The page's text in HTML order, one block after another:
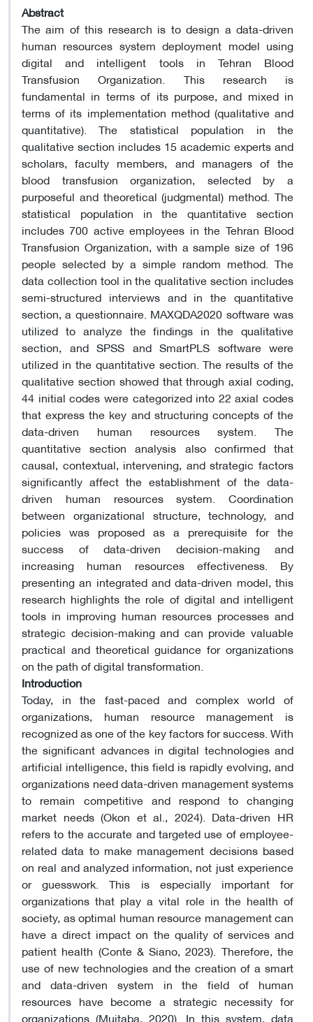
Abstract
The aim of this research is to design a data-driven
human resources system deployment model using
digital and intelligent tools in Tehran Blood
Transfusion Organization. This research is
fundamental in terms of its purpose, and mixed in
terms of its implementation method (qualitative and
quantitative). The statistical population in the
qualitative section includes 15 academic experts and
scholars, faculty members, and managers of the
blood transfusion organization, selected by a
purposeful and theoretical (judgmental) method. The
statistical population in the quantitative section
includes 700 active employees in the Tehran Blood
Transfusion Organization, with a sample size of 196
people selected by a simple random method. The
data collection tool in the qualitative section includes
semi-structured interviews and in the quantitative
section, a questionnaire. MAXQDA2020 software was
utilized to analyze the findings in the qualitative
section, and SPSS and SmartPLS software were
utilized in the quantitative section. The results of the
qualitative section showed that through axial coding,
44 initial codes were categorized into 22 axial codes
that express the key and structuring concepts of the
data-driven human resources system. The
quantitative section analysis also confirmed that
causal, contextual, intervening, and strategic factors
significantly affect the establishment of the data-
driven human resources system. Coordination
between organizational structure, technology, and
policies was proposed as a prerequisite for the
success of data-driven decision-making and
increasing human resources effectiveness. By
presenting an integrated and data-driven model, this
research highlights the role of digital and intelligent
tools in improving human resources processes and
strategic decision-making and can provide valuable
practical and theoretical guidance for organizations
on the path of digital transformation.
Introduction
Today, in the fast-paced and complex world of
organizations, human resource management is
recognized as one of the key factors for success. With
the significant advances in digital technologies and
artificial intelligence, this field is rapidly evolving, and
organizations need data-driven management systems
to remain competitive and respond to changing
market needs (Okon et al., 2024). Data-driven HR
refers to the accurate and targeted use of employee-
related data to make management decisions based
on real and analyzed information, not just experience
or guesswork. This is especially important for
organizations that play a vital role in the health of
society, as optimal human resource management can
have a direct impact on the quality of services and
patient health (Conte & Siano, 2023). Therefore, the
use of new technologies and the creation of a smart
and data-driven system in the field of human
resources have become a strategic necessity for
organizations (Mujtaba, 2020). In this system, data